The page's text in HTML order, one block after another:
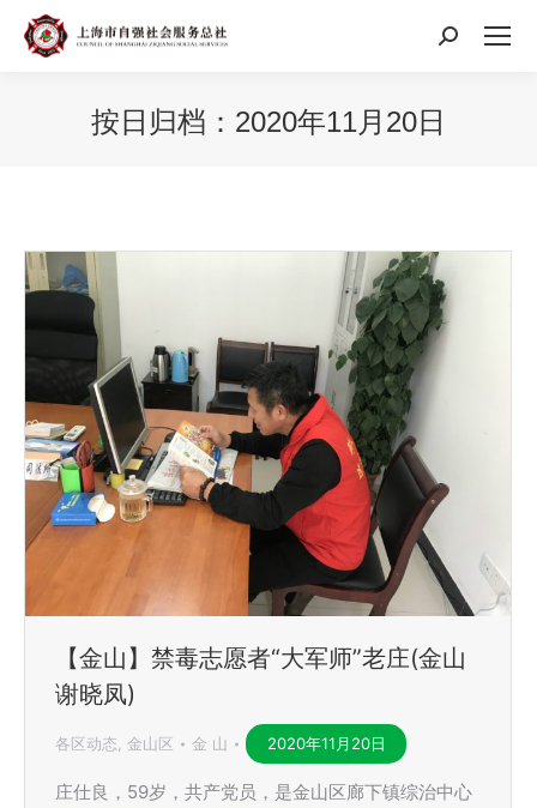
搜
按日归档： 2020年11月20日
【金山】禁毒志愿者“大军师”老庄(金山
谢晓凤)
各区动态 金山区 金 山 2020年11月20日
庄仕良，59岁，共产党员，是金山区廊下镇综治中心